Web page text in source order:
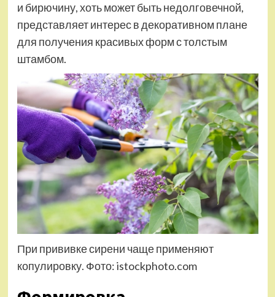
и бирючину, хоть может быть недолговечной,
представляет интерес в декоративном плане
для получения красивых форм с толстым
штамбом.
При прививке сирени чаще применяют
копулировку. Фото: istockphoto.com